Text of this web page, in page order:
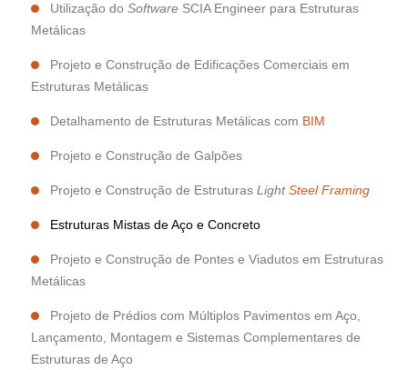
Utilização do Software SCIA Engineer para Estruturas
Metálicas
Projeto e Construção de Edificações Comerciais em
Estruturas Metálicas
Detalhamento de Estruturas Metálicas com BIM
Projeto e Construção de Galpões
Projeto e Construção de Estruturas LightSteel Framing
Estruturas Mistas de Aço e Concreto
Projeto e Construção de Pontes e Viadutos em Estruturas
Metálicas
Projeto de Prédios com Múltiplos Pavimentos em Aço,
Lançamento, Montagem e Sistemas Complementares de
Estruturas de Aço